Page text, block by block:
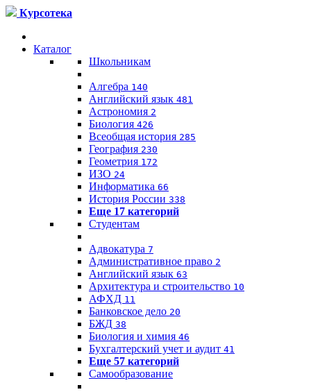
Курсотека
Каталог
Школьникам
Алгебра 140
Английский язык 481
Астрономия 2
Биология 426
Всеобщая история 285
География 230
Геометрия 172
ИЗО 24
Информатика 66
История России 338
Еще 17 категорий
Студентам
Адвокатура 7
Административное право 2
Английский язык 63
Архитектура и строительство 10
АФХД 11
Банковское дело 20
БЖД 38
Биология и химия 46
Бухгалтерский учет и аудит 41
Еще 57 категорий
Самообразование